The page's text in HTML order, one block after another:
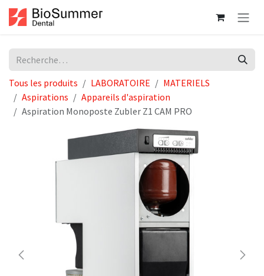
Se rendre au contenu
Tous les produits LABORATOIRE
MATERIELS
Aspirations
Appareils d'aspiration
Aspiration Monoposte Zubler Z1 CAM PRO